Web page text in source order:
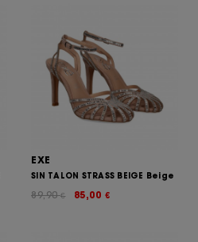
EXE
SIN TALON STRASS BEIGE Beige
85,00 €
89,90€